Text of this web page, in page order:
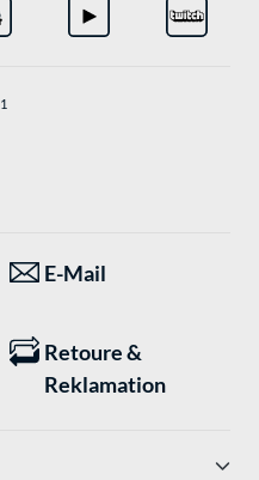
1
E-Mail
Retoure &
Reklamation